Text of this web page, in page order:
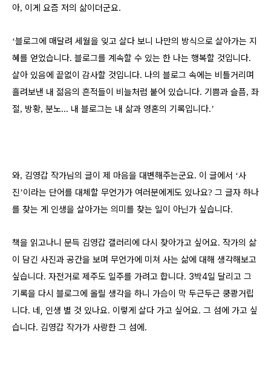
아, 이게 요즘 저의 삶이더군요.
‘블로그에 매달려 세월을 잊고 살다 보니 나만의 방식으로 살아가는 지
혜를 얻었습니다. 블로그를 계속할 수 있는 한 나는 행복할 것입니다.
살아 있음에 끝없이 감사할 것입니다. 나의 블로그 속에는 비틀거리며
흘려보낸 내 젊음의 흔적들이 비늘처럼 붙어 있습니다. 기쁨과 슬픔, 좌
절, 방황, 분노... 내 블로그는 내 삶과 영혼의 기록입니다.’
와, 김영갑 작가님의 글이 제 마음을 대변해주는군요. 이 글에서 ‘사
진’이라는 단어를 대체할 무언가가 여러분에게도 있나요? 그 글자 하나
를 찾는 게 인생을 살아가는 의미를 찾는 일이 아닌가 싶습니다.
책을 읽고나니 문득 김영갑 갤러리에 다시 찾아가고 싶어요. 작가의 삶
이 담긴 사진과 공간을 보며 무언가에 미쳐 사는 삶에 대해 생각해보고
싶습니다. 자전거로 제주도 일주를 가려고 합니다. 3박4일 달리고 그
기록을 다시 블로그에 올릴 생각을 하니 가슴이 막 두근두근 쿵쾅거립
니다. 네, 인생 별 것 있나요. 이렇게 살다 가고 싶어요. 그 섬에 가고 싶
습니다. 김영갑 작가가 사랑한 그 섬에.